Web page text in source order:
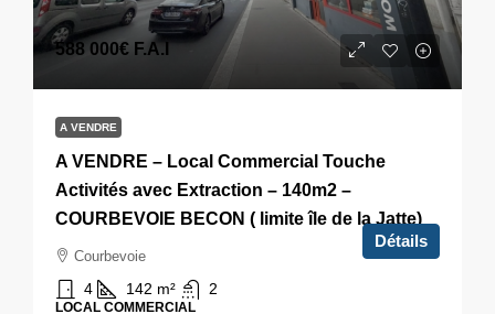
588 000€ F.A.I
A VENDRE
A VENDRE – Local Commercial Touche
Activités avec Extraction – 140m2 –
COURBEVOIE BECON ( limite île de la Jatte)
Courbevoie
4 142 m² 2
LOCAL COMMERCIAL
Détails